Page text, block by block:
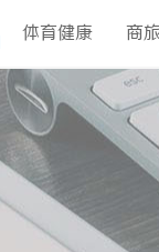
体育健康 商